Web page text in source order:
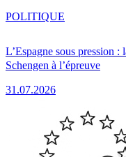
L’Espagne sous pression
Schengen à l’épreuve
31.07.2026
POLITIQUE